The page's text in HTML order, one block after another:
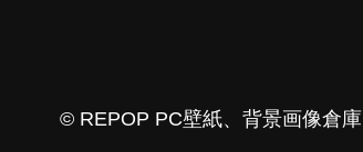
© REPOP PC壁紙、背景画像倉庫